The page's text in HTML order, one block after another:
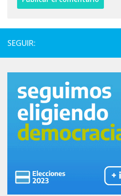
SEGUIR: